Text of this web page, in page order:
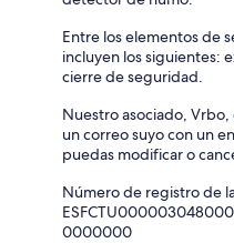
Entre los elementos de
incluyen los siguientes:
cierre de seguridad.
Nuestro asociado,
un correo suyo con un
puedas modificar o
Número de registro de
0000000